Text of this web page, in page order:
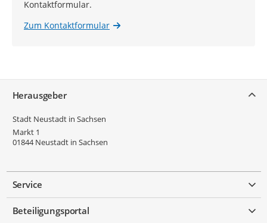
Kontaktformular.
Zum Kontaktformular
Herausgeber
Stadt Neustadt in Sachsen
Markt 1
01844 Neustadt in Sachsen
Service
Beteiligungsportal